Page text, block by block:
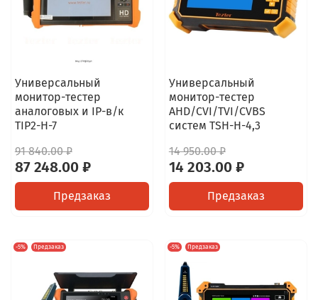
Универсальный
монитор-тестер
аналоговых и IP-в/к
TIP2-H-7
91 840.00 ₽
87 248.00 ₽
Предзаказ
Универсальный
монитор-тестер
AHD/CVI/TVI/CVBS
систем TSH-H-4,3
14 950.00 ₽
14 203.00 ₽
Предзаказ
-5% Предзаказ -5% Предзаказ